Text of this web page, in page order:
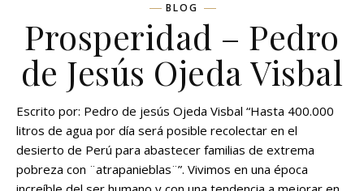
BLOG
Prosperidad – Pedro
de Jesús Ojeda Visbal
Escrito por: Pedro de jesús Ojeda Visbal “Hasta 400.000
litros de agua por día será posible recolectar en el
desierto de Perú para abastecer familias de extrema
pobreza con ¨atrapanieblas¨”. Vivimos en una época